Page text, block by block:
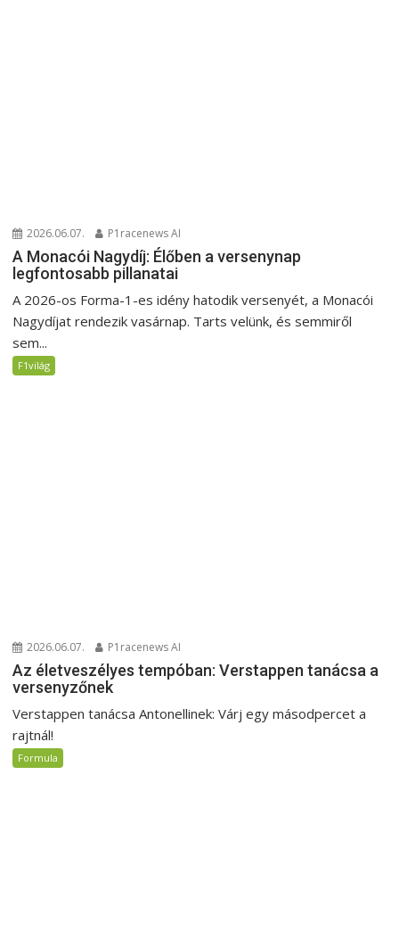
2026.06.07. P1racenews AI
A Monacói Nagydíj: Élőben a versenynap
legfontosabb pillanatai
A 2026-os Forma-1-es idény hatodik versenyét, a Monacói
Nagydíjat rendezik vasárnap. Tarts velünk, és semmiről
sem...
F1világ
2026.06.07. P1racenews AI
Az életveszélyes tempóban: Verstappen tanácsa a
versenyzőnek
Verstappen tanácsa Antonellinek: Várj egy másodpercet a
rajtnál!
Formula